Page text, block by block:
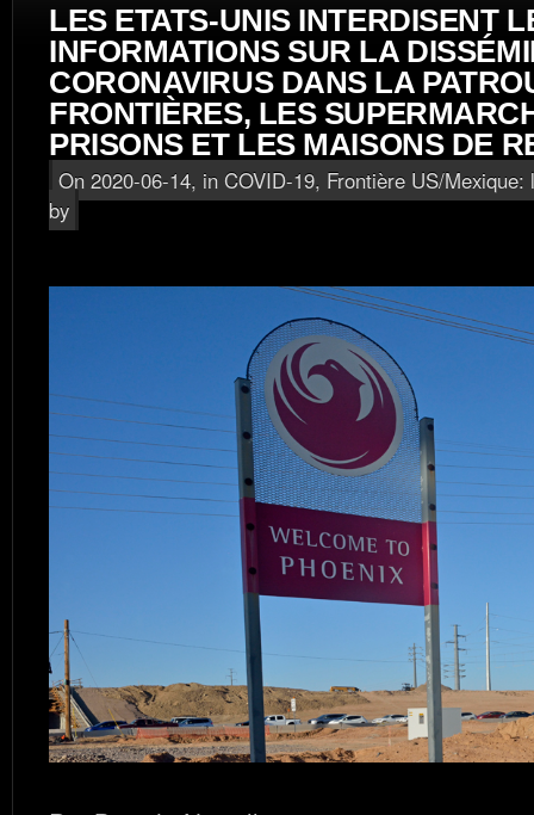
LES ETATS-UNIS INTERDISENT
INFORMATIONS SUR LA
CORONAVIRUS DANS LA
FRONTIÈRES, LES
PRISONS ET LES MAISONS DE
On 2020-06-14, in COVID-19, Frontière US/Mexique:
by